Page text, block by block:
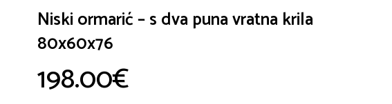
Niski ormarić – s dva puna vratna krila
80x60x76
198.00€